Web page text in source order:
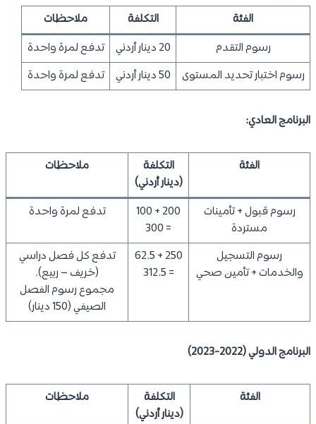
الفئة التكلفة
ملاحظات
رسوم التقدم
20 دينار أردني
تدفع لمرة واحدة
رسوم اختبار تحديد المستوى
50 دينار أردني تدفع لمرة واحدة
البرنامج العادي:
الفئة
التكلفة
(دينار أردني)
ملاحظات
رسوم قبول + تأمينات
مستردة
200 + 100
= 300
تدفع لمرة واحدة
رسوم التسجيل
والخدمات + تأمين صحي
250 + 62.5
= 312.5
تدفع كل فصل دراسي
(خريف – ربيع).
مجموع رسوم الفصل
الصيفي (150 دينار)
البرنامج الدولي (2022-2023)
الفئة
التكلفة
(دينار أردني)
ملاحظات